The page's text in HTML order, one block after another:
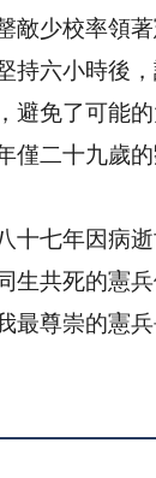
敵少校率領
持六小時後
避免了可能
僅二十九歲
十七年因病
生共死的憲
最尊崇的憲兵